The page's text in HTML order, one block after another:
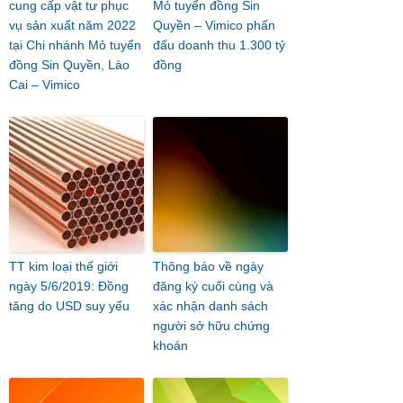
cung cấp vật tư phục
vụ sản xuất năm 2022
tại Chi nhánh Mỏ tuyển
đồng Sin Quyền, Lào
Cai – Vimico
Mỏ tuyển đồng Sin
Quyền – Vimico phấn
đấu doanh thu 1.300 tỷ
đồng
TT kim loại thế giới
ngày 5/6/2019: Đồng
tăng do USD suy yếu
Thông báo về ngày
đăng ký cuối cùng và
xác nhận danh sách
người sở hữu chứng
khoán